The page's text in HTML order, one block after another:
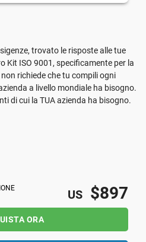
trovato le risposte alle tue
Kit ISO 9001, specificamente per la
richiede che tu compili ogni
a livello mondiale ha bisogno.
di cui la TUA azienda ha bisogno.
US $897
ORA